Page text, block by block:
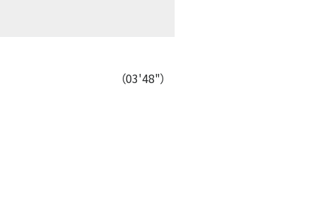
（03'48"）